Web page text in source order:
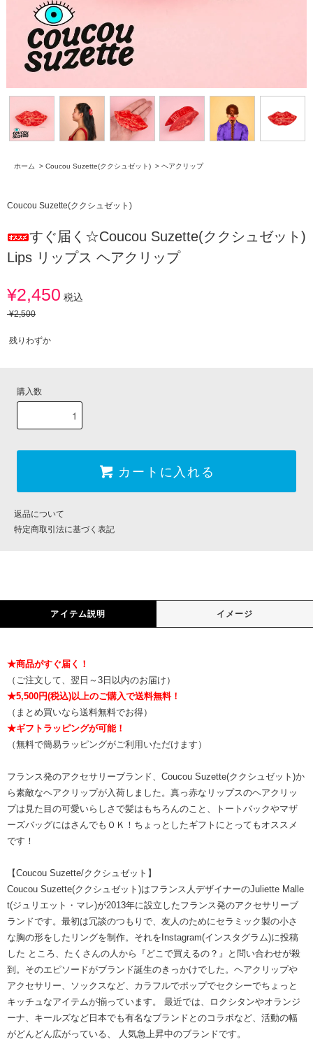
ホーム > Coucou Suzette(ククシュゼット) > ヘアクリップ
Coucou Suzette(ククシュゼット)
すぐ届く☆Coucou Suzette(ククシュゼット)
Lips リップス ヘアクリップ
¥2,450 税込
¥2,500
残りわずか
購入数
カートに入れる
返品について
特定商取引法に基づく表記
アイテム説明 イメージ
★商品がすぐ届く！
（ご注文して、翌日～3日以内のお届け）
★5,500円(税込)以上のご購入で送料無料！
（まとめ買いなら送料無料でお得）
★ギフトラッピングが可能！
（無料で簡易ラッピングがご利用いただけます）
フランス発のアクセサリーブランド、Coucou Suzette(ククシュゼット)か
ら素敵なヘアクリップが入荷しました。真っ赤なリップスのヘアクリッ
プは見た目の可愛いらしさで髪はもちろんのこと、トートバックやマザ
ーズバッグにはさんでもＯＫ！ちょっとしたギフトにとってもオススメ
です！
【Coucou Suzette/ククシュゼット】
Coucou Suzette(ククシュゼット)はフランス人デザイナーのJuliette Malle
t(ジュリエット・マレ)が2013年に設立したフランス発のアクセサリーブ
ランドです。最初は冗談のつもりで、友人のためにセラミック製の小さ
な胸の形をしたリングを制作。それをInstagram(インスタグラム)に投稿
した ところ、たくさんの人から『どこで買えるの？』と問い合わせが殺
到。そのエピソードがブランド誕生のきっかけでした。ヘアクリップや
アクセサリー、ソックスなど、カラフルでポップでセクシーでちょっと
キッチュなアイテムが揃っています。 最近では、ロクシタンやオランジ
ーナ、キールズなど日本でも有名なブランドとのコラボなど、活動の幅
がどんどん広がっている、 人気急上昇中のブランドです。